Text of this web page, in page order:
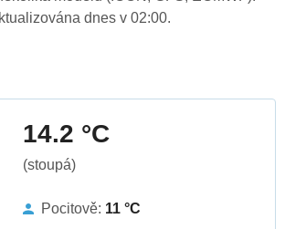
dnes v 02:00.
14.2 °C
(stoupá)
Pocitově: 11 °C